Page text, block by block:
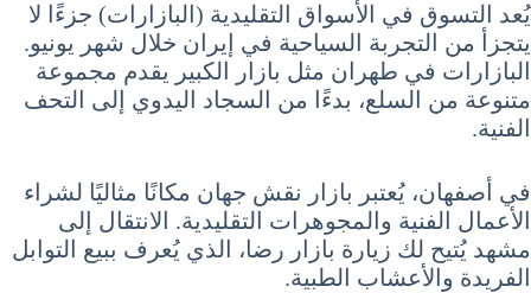
يُعد التسوق في الأسواق التقليدية (البازارات) جزءًا لا
يتجزأ من التجربة السياحية في إيران خلال شهر يونيو.
البازارات في طهران مثل بازار الكبير يقدم مجموعة
متنوعة من السلع، بدءًا من السجاد اليدوي إلى التحف
الفنية.
في أصفهان، يُعتبر بازار نقش جهان مكانًا مثاليًا لشراء
الأعمال الفنية والمجوهرات التقليدية. الانتقال إلى
مشهد يُتيح لك زيارة بازار رضا، الذي يُعرف ببيع التوابل
الفريدة والأعشاب الطبية.